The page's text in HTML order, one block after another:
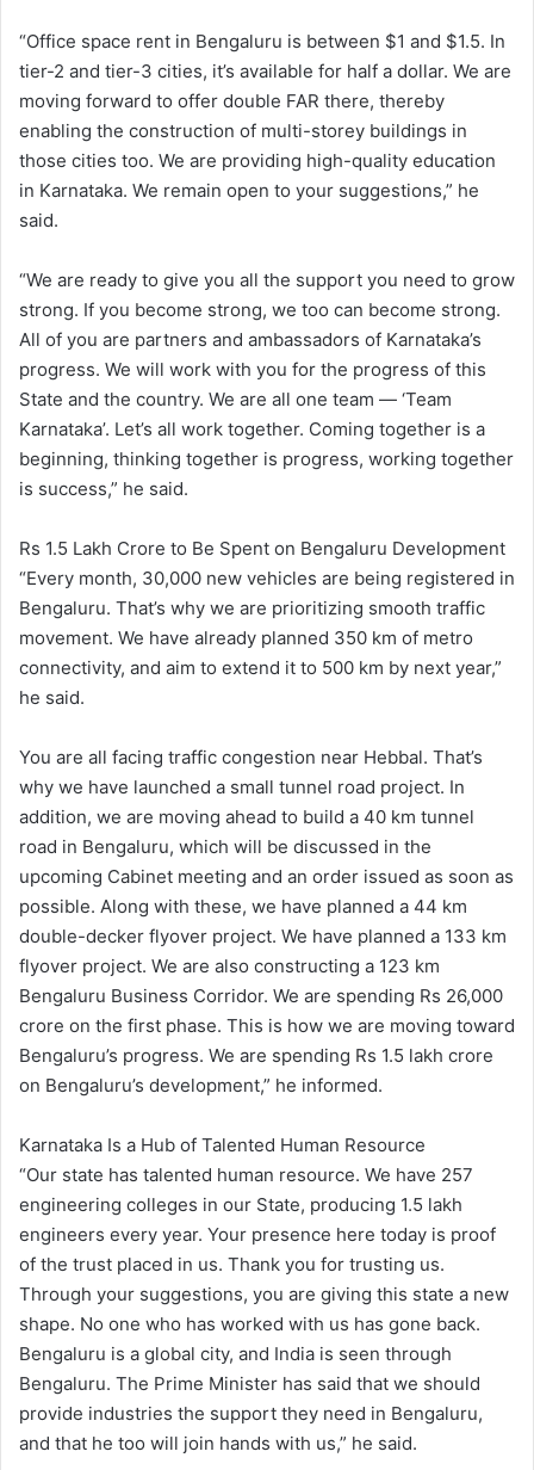
“Office space rent in Bengaluru is between $1 and $1.5. In
tier-2 and tier-3 cities, it’s available for half a dollar. We are
moving forward to offer double FAR there, thereby
enabling the construction of multi-storey buildings in
those cities too. We are providing high-quality education
in Karnataka. We remain open to your suggestions,” he
said.
“We are ready to give you all the support you need to grow
strong. If you become strong, we too can become strong.
All of you are partners and ambassadors of Karnataka’s
progress. We will work with you for the progress of this
State and the country. We are all one team — ‘Team
Karnataka’. Let’s all work together. Coming together is a
beginning, thinking together is progress, working together
is success,” he said.
Rs 1.5 Lakh Crore to Be Spent on Bengaluru Development
“Every month, 30,000 new vehicles are being registered in
Bengaluru. That’s why we are prioritizing smooth traffic
movement. We have already planned 350 km of metro
connectivity, and aim to extend it to 500 km by next year,”
he said.
You are all facing traffic congestion near Hebbal. That’s
why we have launched a small tunnel road project. In
addition, we are moving ahead to build a 40 km tunnel
road in Bengaluru, which will be discussed in the
upcoming Cabinet meeting and an order issued as soon as
possible. Along with these, we have planned a 44 km
double-decker flyover project. We have planned a 133 km
flyover project. We are also constructing a 123 km
Bengaluru Business Corridor. We are spending Rs 26,000
crore on the first phase. This is how we are moving toward
Bengaluru’s progress. We are spending Rs 1.5 lakh crore
on Bengaluru’s development,” he informed.
Karnataka Is a Hub of Talented Human Resource
“Our state has talented human resource. We have 257
engineering colleges in our State, producing 1.5 lakh
engineers every year. Your presence here today is proof
of the trust placed in us. Thank you for trusting us.
Through your suggestions, you are giving this state a new
shape. No one who has worked with us has gone back.
Bengaluru is a global city, and India is seen through
Bengaluru. The Prime Minister has said that we should
provide industries the support they need in Bengaluru,
and that he too will join hands with us,” he said.